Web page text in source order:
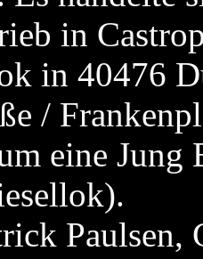
in
in 40476
/
eine
Paulsen,